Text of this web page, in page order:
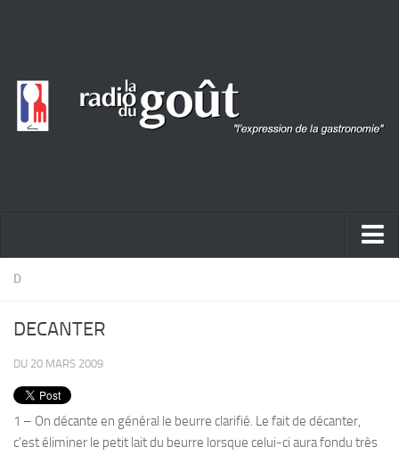
ACTUALITÉ
PRODUITS
RECETTES
D
DECANTER
DU 20 MARS 2009
1 – On décante en général le beurre clarifié. Le fait de décanter,
c’est éliminer le petit lait du beurre lorsque celui-ci aura fondu très